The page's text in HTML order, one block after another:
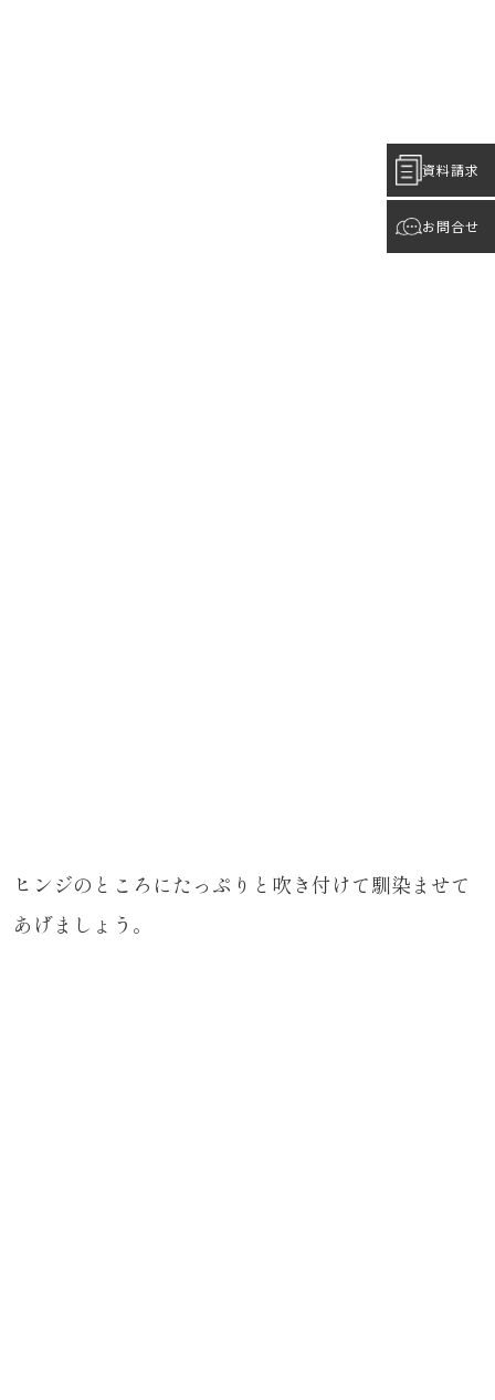
ヒンジのところにたっぷりと吹き付けて馴染ませて
あげましょう。
資料請求
お問合せ